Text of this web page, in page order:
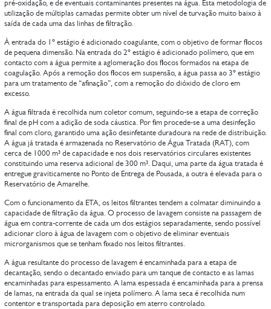
pré-oxidação, e de eventuais contaminantes presentes na água. Esta metodologia de
utilização de múltiplas camadas permite obter um nível de turvação muito baixo à
saída de cada uma das linhas de filtração.
À entrada do 1º estágio é adicionado coagulante, com o objetivo de formar flocos
de pequena dimensão. Na entrada do 2º estágio é adicionado polímero, que em
contacto com a água permite a aglomeração dos flocos formados na etapa de
coagulação. Após a remoção dos flocos em suspensão, a água passa ao 3º estágio
para um tratamento de “afinação”, com a remoção do dióxido de cloro em
excesso.
A água filtrada é recolhida num coletor comum, seguindo-se a etapa de correção
final de pH com a adição de soda cáustica. Por fim procede-se a uma desinfeção
final com cloro, garantido uma ação desinfetante duradoura na rede de distribuição.
A água já tratada é armazenada no Reservatório de Água Tratada (RAT), com
cerca de 1000 m³ de capacidade e nos dois reservatórios circulares existentes
constituindo uma reserva adicional de 300 m³. Daqui, uma parte da água tratada é
entregue graviticamente no Ponto de Entrega de Pousada, a outra é elevada para o
Reservatório de Amarelhe.
Com o funcionamento da ETA, os leitos filtrantes tendem a colmatar diminuindo a
capacidade de filtração da água. O processo de lavagem consiste na passagem de
água em contra-corrente de cada um dos estágios separadamente, sendo possível
adicionar cloro à água de lavagem com o objetivo de eliminar eventuais
microrganismos que se tenham fixado nos leitos filtrantes.
A água resultante do processo de lavagem é encaminhada para a etapa de
decantação, sendo o decantado enviado para um tanque de contacto e as lamas
encaminhadas para espessamento. A lama espessada é encaminhada para a prensa
de lamas, na entrada da qual se injeta polímero. A lama seca é recolhida num
contentor e transportada para deposição em aterro controlado.